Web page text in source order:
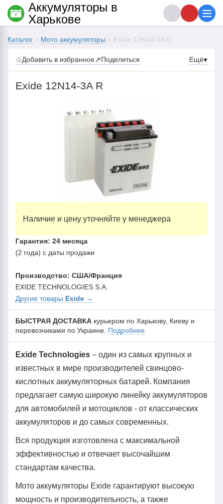
Каталог » Мото аккумуляторы » Exide 12N14-3A R
☆Добавить в избранное↗Поделиться Ещё▾
Exide 12N14-3A R
Наличие и цену уточняйте у менеджера
Гарантия: 24 месяца
(2 года) с даты продажи
Производство: США/Франция
EXIDE TECHNOLOGIES S.A.
Другие товары Exide →
БЫСТРАЯ ДОСТАВКА курьером по Харькову, Киеву и
перевозчиками по Украине. Подробнее
Exide Technologies – один из самых крупных и
известных в мире производителей свинцово-
кислотных аккумуляторных батарей. Компания
предлагает самую широкую линейку аккумуляторов
для автомобилей и мотоциклов - от классических
аккумуляторов и до самых современных.
Вся продукция изготовлена с максимальной
эффективностью и отвечает высочайшим
стандартам качества.
Мото аккумуляторы Exide гарантируют высокую
мощность и производительность, а также
Аккумуляторы в
Харькове